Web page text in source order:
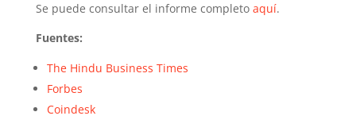
Se puede consultar el informe completo aquí.
Fuentes:
The Hindu Business Times
Forbes
Coindesk